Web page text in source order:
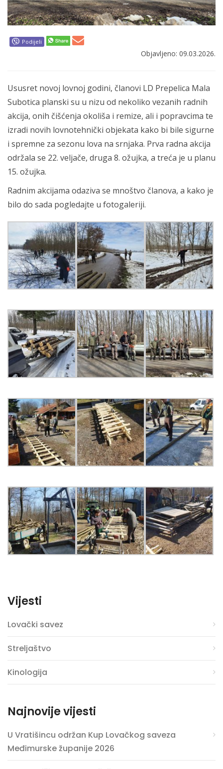
Podijeli
Objavljeno: 09.03.2026.
Ususret novoj lovnoj godini, članovi LD Prepelica Mala
Subotica planski su u nizu od nekoliko vezanih radnih
akcija, onih čišćenja okoliša i remize, ali i popravcima te
izradi novih lovnotehnički objekata kako bi bile sigurne
i spremne za sezonu lova na srnjaka. Prva radna akcija
održala se 22. veljače, druga 8. ožujka, a treća je u planu
15. ožujka.
Radnim akcijama odaziva se mnoštvo članova, a kako je
bilo do sada pogledajte u fotogaleriji.
Vijesti
Lovački savez
Streljaštvo
Kinologija
Najnovije vijesti
U Vratišincu održan Kup Lovačkog saveza
Međimurske županije 2026